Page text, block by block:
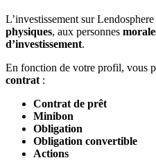
L’investissement sur
physiques, aux personnes
d’investissement.
En fonction de votre profil, vous
contrat :
Contrat de prêt
Minibon
Obligation
Obligation convertible
Actions